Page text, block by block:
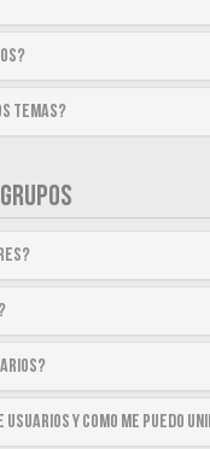
temas?
Usuarios y como me puedo